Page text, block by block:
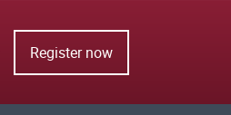
Register now